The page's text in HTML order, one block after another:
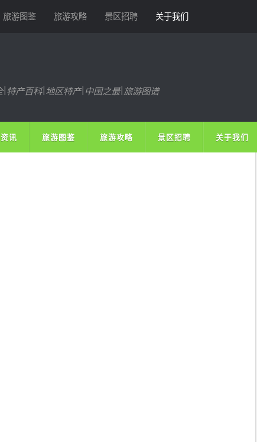
旅游图鉴 旅游攻略 景区招聘 关于我们
特产百科|地区特产|中国之最|旅游图谱
讯 旅游图鉴 旅游攻略 景区招聘 关于我们